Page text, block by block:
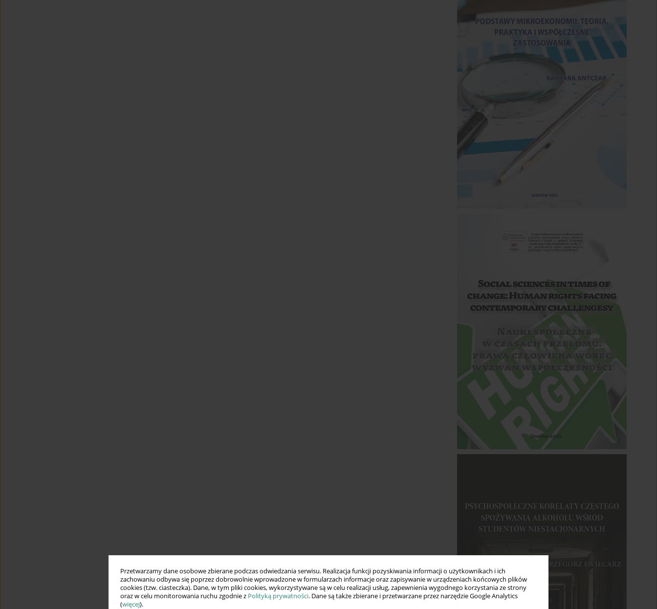
Przetwarzamy dane osobowe zbierane podczas odwiedzania serwisu. Realizacja funkcji pozyskiwania informacji o użytkownikach i ich
zachowaniu odbywa się poprzez dobrowolnie wprowadzone w formularzach informacje oraz zapisywanie w urządzeniach końcowych plików
cookies (tzw. ciasteczka). Dane, w tym pliki cookies, wykorzystywane są w celu realizacji usług, zapewnienia wygodnego korzystania ze strony
oraz w celu monitorowania ruchu zgodnie z Polityką prywatności. Dane są także zbierane i przetwarzane przez narzędzie Google Analytics
(więcej).